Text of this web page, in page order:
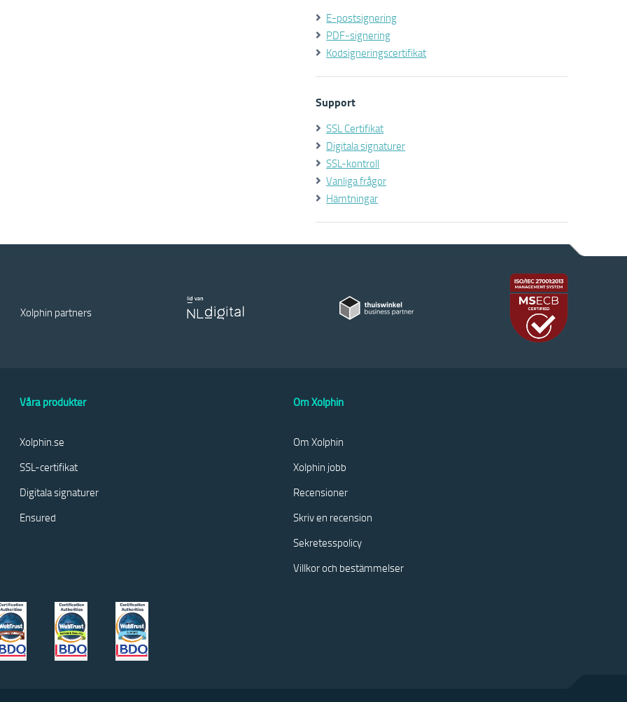
E-postsignering
PDF-signering
Kodsigneringscertifikat
Support
SSL Certifikat
Digitala signaturer
SSL-kontroll
Vanliga frågor
Hämtningar
Xolphin partners
Våra produkter
Xolphin.se
SSL-certifikat
Digitala signaturer
Ensured
Om Xolphin
Om Xolphin
Xolphin jobb
Recensioner
Skriv en recension
Sekretesspolicy
Villkor och bestämmelser